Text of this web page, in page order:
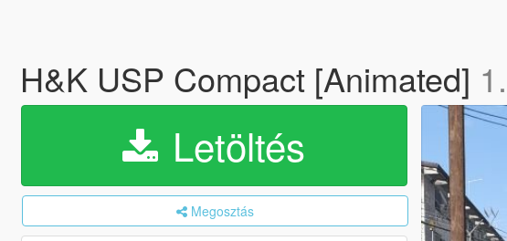
H&K USP Compact [Animated]
Letöltés
Megosztás